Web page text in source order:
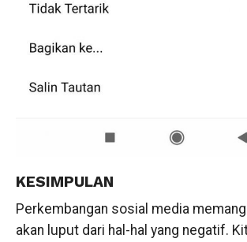
KESIMPULAN
Perkembangan sosial media
akan luput dari hal-hal yang negatif.